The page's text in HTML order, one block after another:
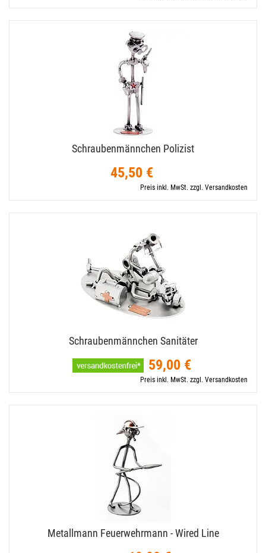
Schraubenmännchen Polizist
45,50 €
Preis inkl. MwSt. zzgl. Versandkosten
Schraubenmännchen Sanitäter
59,00 €
Preis inkl. MwSt. zzgl. Versandkosten
Metallmann Feuerwehrmann - Wired Line